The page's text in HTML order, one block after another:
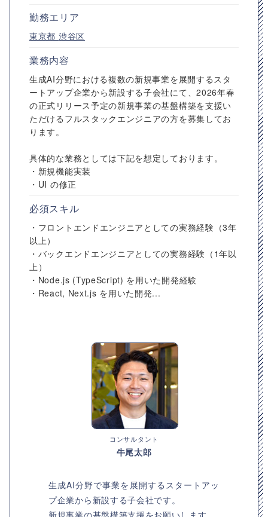
勤務エリア
東京都 渋谷区
業務内容
生成AI分野における複数の新規事業を展開するスタ
ートアップ企業から新設する子会社にて、2026年春
の正式リリース予定の新規事業の基盤構築を支援い
ただけるフルスタックエンジニアの方を募集してお
ります。
具体的な業務としては下記を想定しております。
・新規機能実装
・UI の修正
必須スキル
・フロントエンドエンジニアとしての実務経験（3年
以上）
・バックエンドエンジニアとしての実務経験（1年以
上）
・Node.js (TypeScript) を用いた開発経験
・React, Next.js を用いた開発...
コンサルタント
牛尾太郎
生成AI分野で事業を展開するスタートアッ
プ企業から新設する子会社です。
新規事業の基盤構築支援をお願いします。